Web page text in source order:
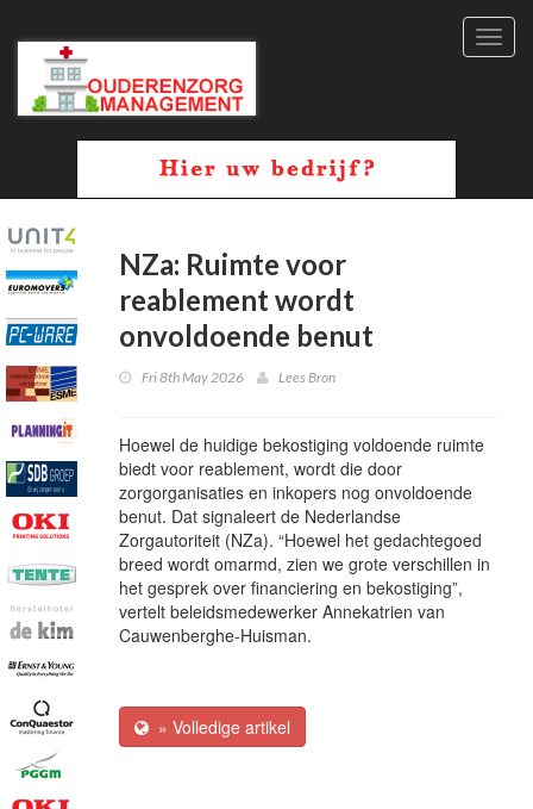
NZa: Ruimte voor
reablement wordt
onvoldoende benut
Fri 8th May 2026 Lees Bron
Hoewel de huidige bekostiging voldoende ruimte
biedt voor reablement, wordt die door
zorgorganisaties en inkopers nog onvoldoende
benut. Dat signaleert de Nederlandse
Zorgautoriteit (NZa). “Hoewel het gedachtegoed
breed wordt omarmd, zien we grote verschillen in
het gesprek over financiering en bekostiging”,
vertelt beleidsmedewerker Annekatrien van
Cauwenberghe-Huisman.
» Volledige artikel